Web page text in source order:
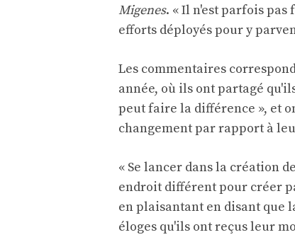
Migenes. « Il n'est parfois pas
efforts déployés pour y
Les commentaires
année, où ils ont partagé
peut faire la différence », et
changement par rapport à
« Se lancer dans la création
endroit différent pour créer
en plaisantant en disant que
éloges qu'ils ont reçus leur